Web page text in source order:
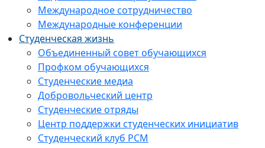
Международное сотрудничество
Международные конференции
Студенческая жизнь
Объединенный совет обучающихся
Профком обучающихся
Студенческие медиа
Добровольческий центр
Студенческие отряды
Центр поддержки студенческих инициатив
Студенческий клуб РСМ